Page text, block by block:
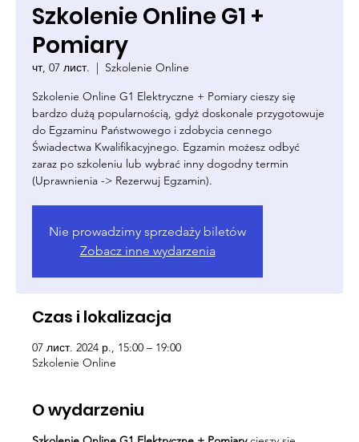
Szkolenie Online G1 +
Pomiary
чт, 07 лист.
  |
Szkolenie Online
Szkolenie Online G1 Elektryczne + Pomiary cieszy się
bardzo dużą popularnością, gdyż doskonale przygotowuje
do Egzaminu Państwowego i zdobycia cennego
Świadectwa Kwalifikacyjnego. Egzamin możesz odbyć
zaraz po szkoleniu lub wybrać inny dogodny termin
(Uprawnienia -> Rezerwuj Egzamin).
Nie prowadzimy sprzedaży biletów
Zobacz inne wydarzenia
Czas i lokalizacja
07 лист. 2024 р., 15:00 – 19:00
Szkolenie Online
O wydarzeniu